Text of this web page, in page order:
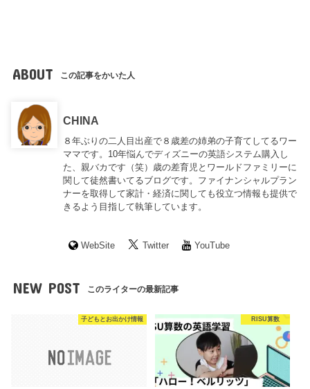
ABOUT この記事をかいた人
CHINA
８年ぶりの二人目出産で８歳差の姉弟の子育てしてるワー
ママです。10年悩んでディズニーの英語システム購入し
た、親バカです（笑）歳の差育児とワールドファミリーに
関して徒然書いてるブログです。ファイナンシャルプラン
ナーを取得して家計・経済に関しても役立つ情報も提供で
きるよう目指して執筆しています。
WebSite Twitter YouTube
NEW POST このライターの最新記事
子どもとお出かけ情報 RISU算数